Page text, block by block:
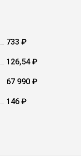
733 ₽
126,54 ₽
67 990 ₽
146 ₽